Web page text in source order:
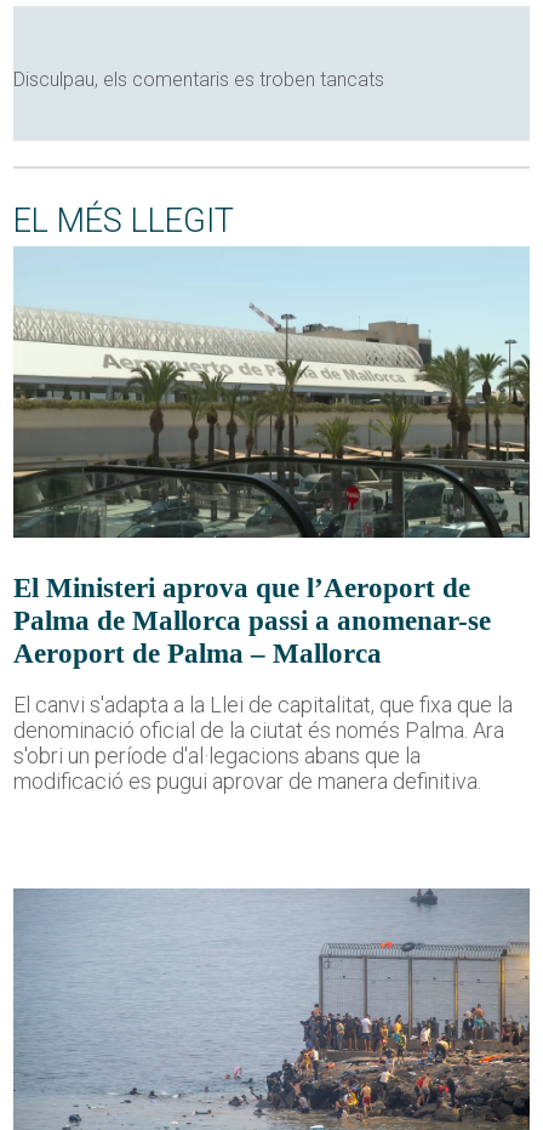
Disculpau, els comentaris es troben tancats
EL MÉS LLEGIT
El Ministeri aprova que l’Aeroport de
Palma de Mallorca passi a anomenar-se
Aeroport de Palma – Mallorca
El canvi s'adapta a la Llei de capitalitat, que fixa que la
denominació oficial de la ciutat és només Palma. Ara
s'obri un període d'al·legacions abans que la
modificació es pugui aprovar de manera definitiva.